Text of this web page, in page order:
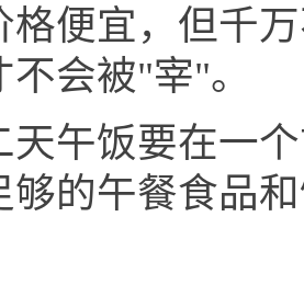
格便宜，但千
会被"宰"。
天午饭要在一
够的午餐食品